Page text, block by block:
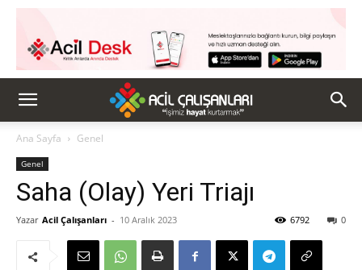
Ana Sayfa Genel
Genel
Saha (Olay) Yeri Triajı
Yazar Acil Çalışanları - 10 Aralık 2023 0
6792